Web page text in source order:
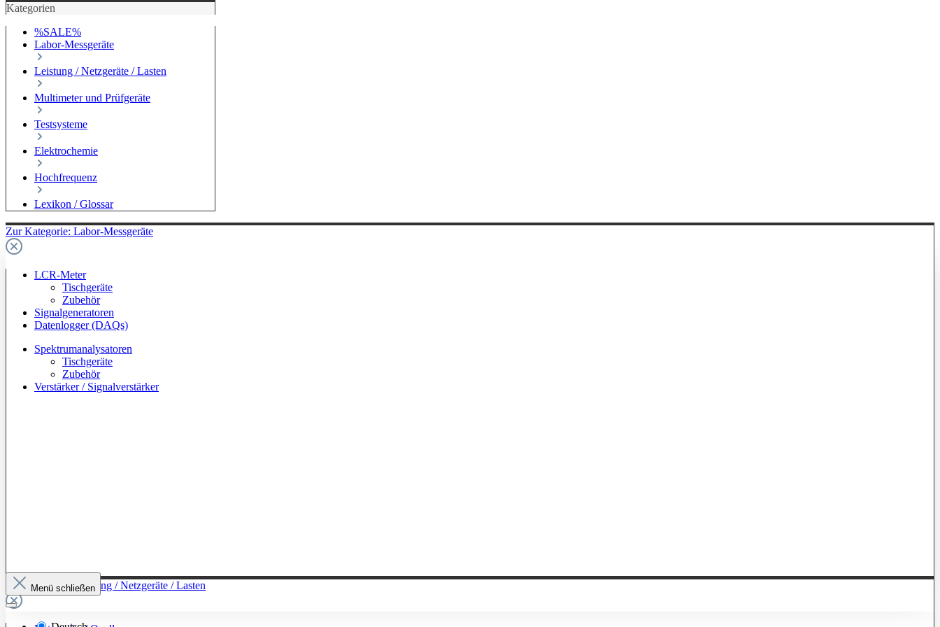
Kategorien
%SALE%
Labor-Messgeräte
Leistung / Netzgeräte / Lasten
Multimeter und Prüfgeräte
Testsysteme
Elektrochemie
Hochfrequenz
Lexikon / Glossar
Zur Kategorie: Labor-Messgeräte
LCR-Meter
Tischgeräte
Zubehör
Signalgeneratoren
Datenlogger (DAQs)
Spektrumanalysatoren
Tischgeräte
Zubehör
Verstärker / Signalverstärker
Zur Kategorie: Leistung / Netzgeräte / Lasten
Menü schließen